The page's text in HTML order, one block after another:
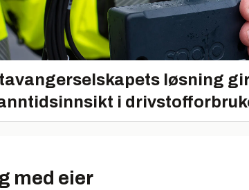
løsning
i
med eier